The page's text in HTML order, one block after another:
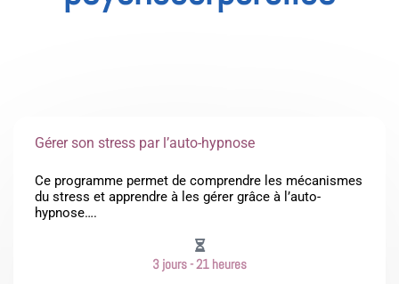
Gérer son stress par l’auto-hypnose
Ce programme permet de comprendre les mécanismes
du stress et apprendre à les gérer grâce à l’auto-
hypnose….
3 jours - 21 heures